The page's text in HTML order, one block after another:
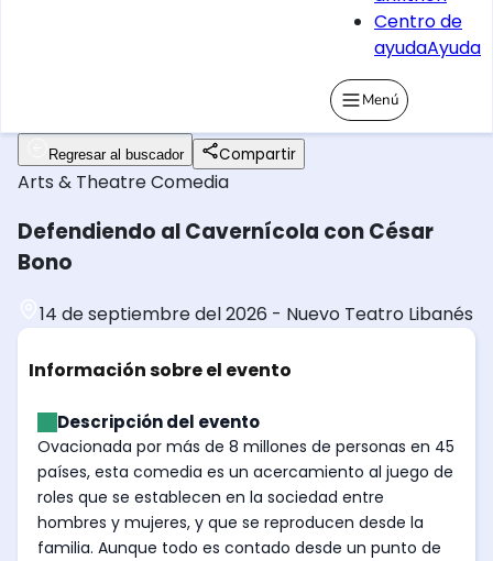
Centro de
ayudaAyuda
Menú
Regresar al buscador Compartir
Arts & TheatreComedia
Defendiendo al Cavernícola con César
Bono
14 de septiembre del 2026 - Nuevo Teatro Libanés
Información sobre el evento
Descripción del evento
Ovacionada por más de 8 millones de personas en 45
países, esta comedia es un acercamiento al juego de
roles que se establecen en la sociedad entre
hombres y mujeres, y que se reproducen desde la
familia. Aunque todo es contado desde un punto de